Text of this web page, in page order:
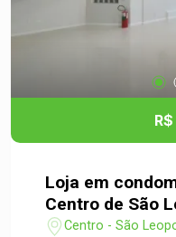
Loja em
Centro de São
Centro - São